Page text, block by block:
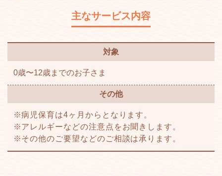
主なサービス内容
対象
0歳〜12歳までのお子さま
その他
病児保育は4ヶ月からとなります。
アレルギーなどの注意点をお聞きします。
その他のご要望などのご相談は承ります。